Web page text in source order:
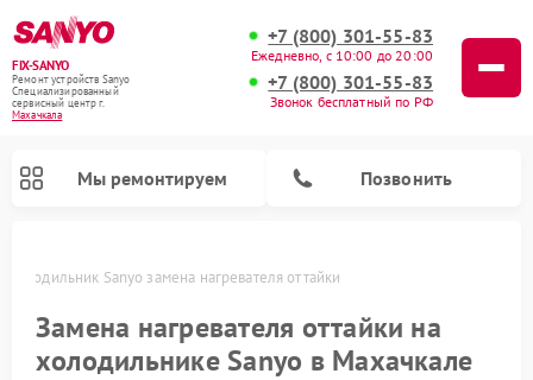
FIX-SANYO
Ремонт устройств Sanyo
Специализированный
cервисный центр г.
Махачкала
+7 (800) 301-55-83
Ежедневно, с 10:00 до 20:00
+7 (800) 301-55-83
Звонок бесплатный по РФ
Мы ремонтируем Позвонить
Холодильник Sanyo замена нагревателя оттайки
Замена нагревателя оттайки на
холодильнике Sanyo в Махачкале